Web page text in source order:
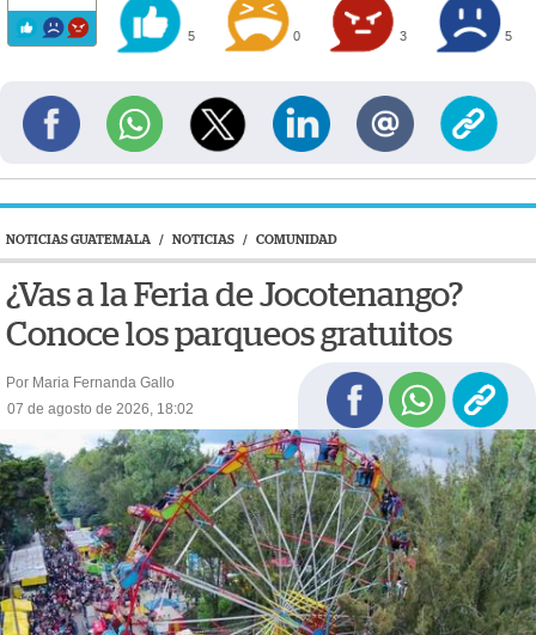
5 0 3 5
NOTICIAS GUATEMALA / NOTICIAS / COMUNIDAD
¿Vas a la Feria de Jocotenango?
Conoce los parqueos gratuitos
Por Maria Fernanda Gallo
07 de agosto de 2026, 18:02